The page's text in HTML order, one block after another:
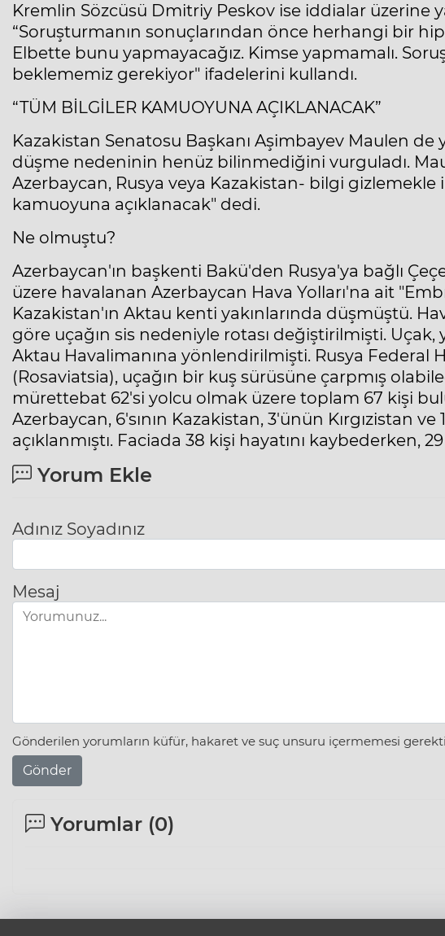
Kremlin Sözcüsü Dmitriy Peskov ise iddialar üzerine
“Soruşturmanın sonuçlarından önce herhangi bir
Elbette bunu yapmayacağız. Kimse yapmamalı.
beklememiz gerekiyor" ifadelerini kullandı.
“TÜM BİLGİLER KAMUOYUNA AÇIKLANACAK”
Kazakistan Senatosu Başkanı Aşimbayev Maulen de
düşme nedeninin henüz bilinmediğini vurguladı.
Azerbaycan, Rusya veya Kazakistan- bilgi
kamuoyuna açıklanacak" dedi.
Ne olmuştu?
Azerbaycan'ın başkenti Bakü'den Rusya'ya bağlı
üzere havalanan Azerbaycan Hava Yolları'na ait
Kazakistan'ın Aktau kenti yakınlarında düşmüştü.
göre uçağın sis nedeniyle rotası değiştirilmişti.
Aktau Havalimanına yönlendirilmişti. Rusya Federal
(Rosaviatsia), uçağın bir kuş sürüsüne çarpmış
mürettebat 62'si yolcu olmak üzere toplam 67 kişi
Azerbaycan, 6'sının Kazakistan, 3'ünün Kırgızistan ve
açıklanmıştı. Faciada 38 kişi hayatını kaybederken,
Yorum Ekle
Adınız Soyadınız
Mesaj
Gönderilen yorumların küfür, hakaret ve suç unsuru içermemesi
Gönder
Yorumlar (0)